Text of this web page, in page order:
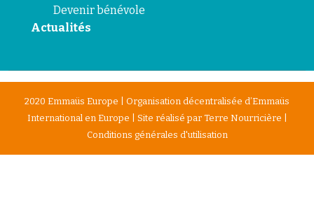
Devenir bénévole
Actualités
2020 Emmaüs Europe | Organisation décentralisée d’Emmaüs
International en Europe | Site réalisé par Terre Nourricière
Conditions générales d'utilisation